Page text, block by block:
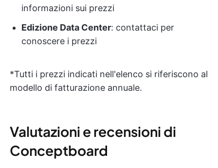
informazioni sui prezzi
Edizione Data Center: contattaci per
conoscere i prezzi
*Tutti i prezzi indicati nell'elenco si riferiscono al
modello di fatturazione annuale.
Valutazioni e recensioni di
Conceptboard